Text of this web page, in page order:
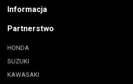
Informacja
Partnerstwo
HONDA
SUZUKI
KAWASAKI